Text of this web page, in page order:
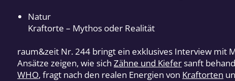
Natur
Kraftorte – Mythos oder Realität
raum&zeit Nr. 244 bringt ein exklusives Interview mit
Ansätze zeigen, wie sichZähne und Kiefersanft
WHO, fragt nach den realen Energien von Kraftorten